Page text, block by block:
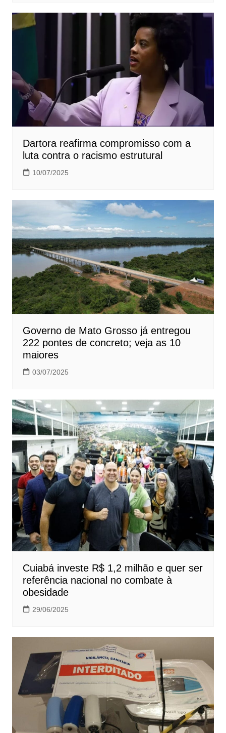
Dartora reafirma compromisso com a
luta contra o racismo estrutural
10/07/2025
Governo de Mato Grosso já entregou
222 pontes de concreto; veja as 10
maiores
03/07/2025
Cuiabá investe R$ 1,2 milhão e quer ser
referência nacional no combate à
obesidade
29/06/2025